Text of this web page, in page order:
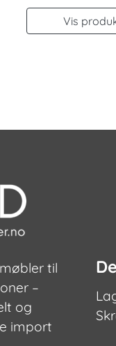
Vis
til
–
og
import